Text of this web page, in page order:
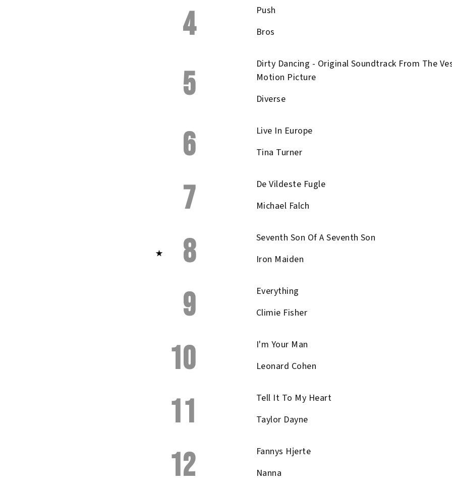
4
Push
Bros
5
Dirty Dancing - Original Soundtrack From The
Motion Picture
Diverse
6
Live In Europe
Tina Turner
7
De Vildeste Fugle
Michael Falch
8
Seventh Son Of A Seventh Son
Iron Maiden
9
Everything
Climie Fisher
10
I'm Your Man
Leonard Cohen
11
Tell It To My Heart
Taylor Dayne
12
Fannys Hjerte
Nanna